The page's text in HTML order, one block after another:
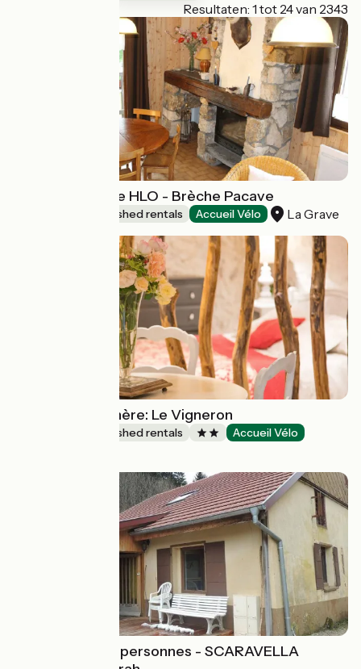
Resultaten: 1 tot 24 van 2343
TEST campagne HLO - Brèche Pacave
Lodgings and furnished rentals Accueil Vélo La Grave
Gîtes de la Rochère: Le Vigneron
Lodgings and furnished rentals Accueil Vélo
Appartement 6 personnes - SCARAVELLA